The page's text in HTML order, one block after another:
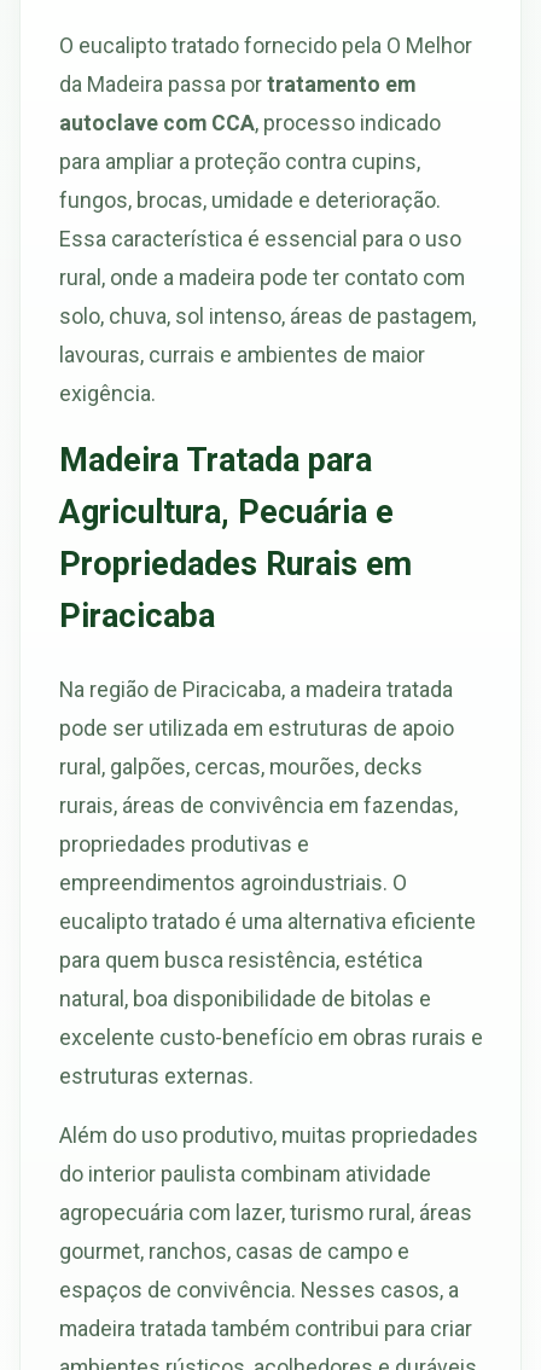
O eucalipto tratado fornecido pela O Melhor
da Madeira passa portratamento em
autoclave com CCA, processo indicado
para ampliar a proteção contra cupins,
fungos, brocas, umidade e deterioração.
Essa característica é essencial para o uso
rural, onde a madeira pode ter contato com
solo, chuva, sol intenso, áreas de pastagem,
lavouras, currais e ambientes de maior
exigência.
Madeira Tratada para
Agricultura, Pecuária e
Propriedades Rurais em
Piracicaba
Na região de Piracicaba, a madeira tratada
pode ser utilizada em estruturas de apoio
rural, galpões, cercas, mourões, decks
rurais, áreas de convivência em fazendas,
propriedades produtivas e
empreendimentos agroindustriais. O
eucalipto tratado é uma alternativa eficiente
para quem busca resistência, estética
natural, boa disponibilidade de bitolas e
excelente custo-benefício em obras rurais e
estruturas externas.
Além do uso produtivo, muitas propriedades
do interior paulista combinam atividade
agropecuária com lazer, turismo rural, áreas
gourmet, ranchos, casas de campo e
espaços de convivência. Nesses casos, a
madeira tratada também contribui para criar